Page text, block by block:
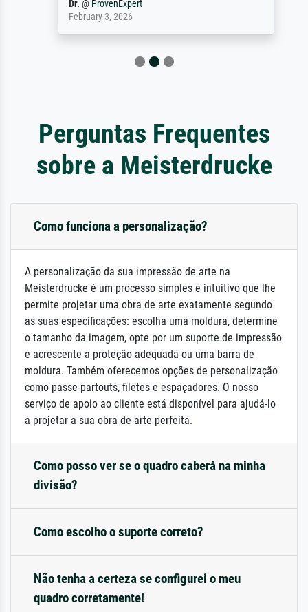
@ ProvenExpert
February 3, 2026
Perguntas Frequentes
sobre a Meisterdrucke
Como funciona a personalização?
A personalização da sua impressão de arte na
Meisterdrucke é um processo simples e intuitivo que lhe
permite projetar uma obra de arte exatamente segundo
as suas especificações: escolha uma moldura, determine
o tamanho da imagem, opte por um suporte de impressão
e acrescente a proteção adequada ou uma barra de
moldura. Também oferecemos opções de personalização
como passe-partouts, filetes e espaçadores. O nosso
serviço de apoio ao cliente está disponível para ajudá-lo
a projetar a sua obra de arte perfeita.
Como posso ver se o quadro caberá na minha
divisão?
Como escolho o suporte correto?
Não tenha a certeza se configurei o meu
quadro corretamente!